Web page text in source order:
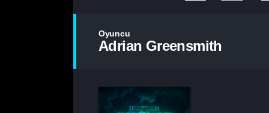
Oyuncu
Adrian Greensmith